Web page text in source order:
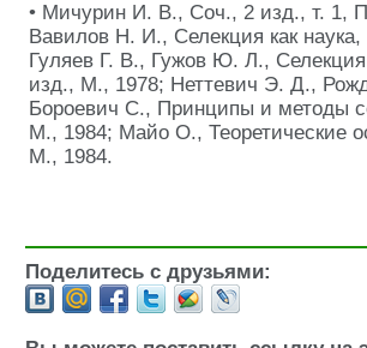
• Мичурин И. В., Соч., 2 изд., т. 1,
Вавилов Н. И., Селекция как
Гуляев Г. В., Гужов Ю. Л.,
изд., М., 1978; Неттевич Э. Д.,
Бороевич С., Принципы и методы
М., 1984; Майо О., Теоретические
М., 1984.
Поделитесь с друзьями: